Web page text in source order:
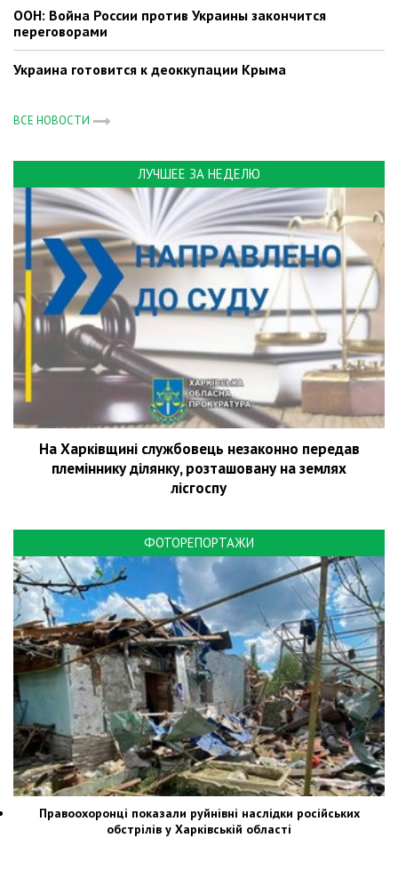
ООН: Война России против Украины закончится
переговорами
Украина готовится к деоккупации Крыма
ВСЕ НОВОСТИ
ЛУЧШЕЕ ЗА НЕДЕЛЮ
На Харківщині службовець незаконно передав
племіннику ділянку, розташовану на землях
лісгоспу
ФОТОРЕПОРТАЖИ
Правоохоронці показали руйнівні наслідки російських
обстрілів у Харківській області